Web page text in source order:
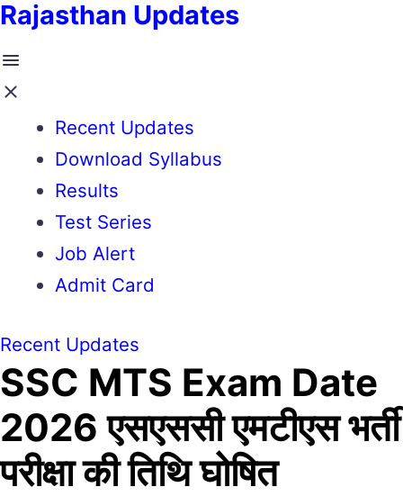
Rajasthan Updates
Recent Updates
Download Syllabus
Results
Test Series
Job Alert
Admit Card
Recent Updates
SSC MTS Exam Date
2026 एसएससी एमटीएस भर्ती
परीक्षा की तिथि घोषित